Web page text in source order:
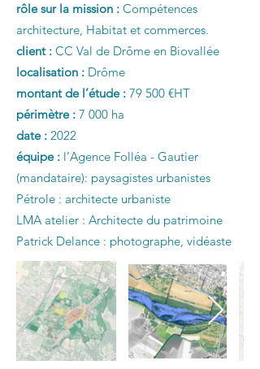
rôle sur la mission : Compétences
architecture, Habitat et commerces.
client : CC Val de Drôme en Biovallée
localisation : Drôme
montant de l’étude : 79 500 €HT
périmètre : 7 000 ha
date : 2022
équipe : l’Agence Folléa - Gautier
(mandataire): paysagistes urbanistes
Pétrole : architecte urbaniste
LMA atelier : Architecte du patrimoine
Patrick Delance : photographe, vidéaste